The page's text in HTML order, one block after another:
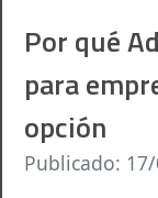
Por qué
para
opción
Publicado: